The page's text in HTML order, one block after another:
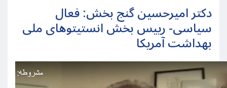
دکتر امیرحسین گنج بخش: فعال
سیاسی- رییس بخش انستیتوهای ملی
بهداشت آمریکا